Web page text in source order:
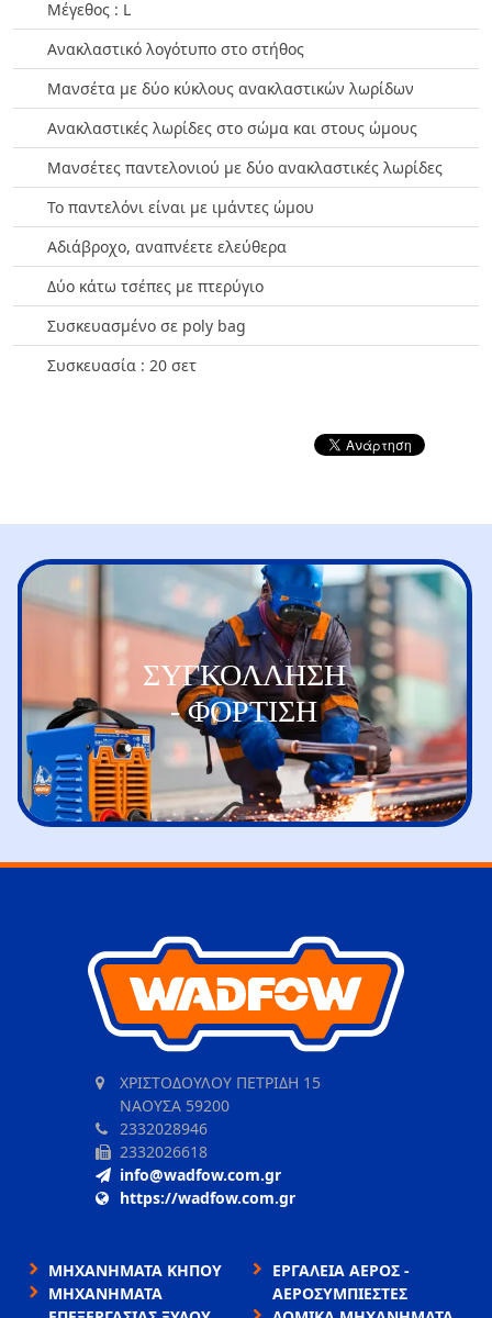
Μέγεθος : L
Ανακλαστικό λογότυπο στο στήθος
Μανσέτα με δύο κύκλους ανακλαστικών λωρίδων
Ανακλαστικές λωρίδες στο σώμα και στους ώμους
Μανσέτες παντελονιού με δύο ανακλαστικές λωρίδες
Το παντελόνι είναι με ιμάντες ώμου
Αδιάβροχο, αναπνέετε ελεύθερα
Δύο κάτω τσέπες με πτερύγιο
Συσκευασμένο σε poly bag
Συσκευασία : 20 σετ
ΣΥΓΚΟΛΛΗΣΗ
- ΦΟΡΤΙΣΗ
ΧΡΙΣΤΟΔΟΥΛΟΥ ΠΕΤΡΙΔΗ 15
ΝΑΟΥΣΑ 59200
2332028946
2332026618
info@wadfow.com.gr
https://wadfow.com.gr
ΜΗΧΑΝΗΜΑΤΑ ΚΗΠΟΥ
ΜΗΧΑΝΗΜΑΤΑ
ΕΡΓΑΛΕΙΑ ΑΕΡΟΣ -
ΑΕΡΟΣΥΜΠΙΕΣΤΕΣ